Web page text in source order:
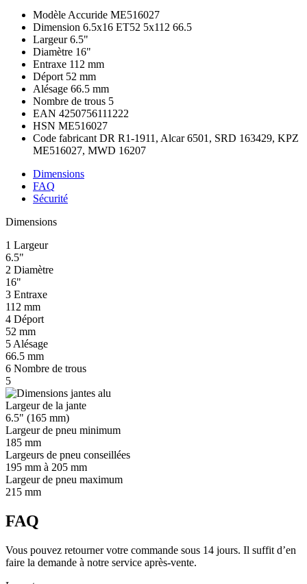
Modèle Accuride ME516027
Dimension 6.5x16 ET52 5x112 66.5
Largeur 6.5"
Diamètre 16"
Entraxe 112 mm
Déport 52 mm
Alésage 66.5 mm
Nombre de trous 5
EAN 4250756111222
HSN ME516027
Code fabricant DR R1-1911, Alcar 6501, SRD 163429, KPZ
ME516027, MWD 16207
Dimensions
FAQ
Sécurité
Dimensions
1 Largeur
6.5"
2 Diamètre
16"
3 Entraxe
112 mm
4 Déport
52 mm
5 Alésage
66.5 mm
6 Nombre de trous
5
Largeur de la jante
6.5" (165 mm)
Largeur de pneu minimum
185 mm
Largeurs de pneu conseillées
195 mm à 205 mm
Largeur de pneu maximum
215 mm
FAQ
Vous pouvez retourner votre commande sous 14 jours. Il suffit d’en
faire la demande à notre service après-vente.